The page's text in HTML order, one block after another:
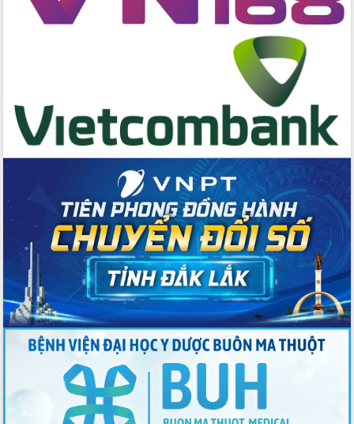
Chuyển đổi số thư viện: Mở rộng
không gian tri thức trong thời đại số
Bầu cử Quốc hội và HĐND: Cử tri Đắk
Lắk gửi gắm niềm tin, kỳ vọng vào lá
phiếu
Đắk Lắk sẵn sàng các điều kiện cho
Ngày hội bầu cử đại biểu Quốc hội
khóa XVI và HĐND các cấp nhiệm kỳ
Đảm bảo cuộc bầu cử đại biểu Quốc
hội và đại biểu HĐND các cấp diễn ra
an toàn, hiệu quả, đúng quy định
Thủ tướng Chính phủ Phạm Minh Chính
kiểm tra, chỉ đạo hoàn thành các dự
án cao tốc và thăm khu tái định cư tại
Đắk Lắk
Sôi nổi Hội đua ngựa truyền thống Gò
Thì Thùng mừng Xuân Bính Ngọ 2026
Lãnh đạo tỉnh dâng hương tưởng niệm
tại Đập Đồng Cam đầu Xuân Bính Ngọ